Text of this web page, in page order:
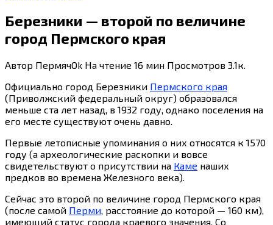
Березники — второй по величине
город Пермского края
Автор ПермячOk На чтение 16 мин Просмотров 3.1к.
Официально город Березники Пермского края
(Приволжский федеральный округ) образовался
меньше ста лет назад, в 1932 году, однако поселения на
его месте существуют очень давно.
Первые летописные упоминания о них относятся к 1570
году (а археологические раскопки и вовсе
свидетельствуют о присутствии на Каме наших
предков во времена Железного века).
Сейчас это второй по величине город Пермского края
(после самой Перми, расстояние до которой — 160 км),
имеющий статус города краевого значения. Со